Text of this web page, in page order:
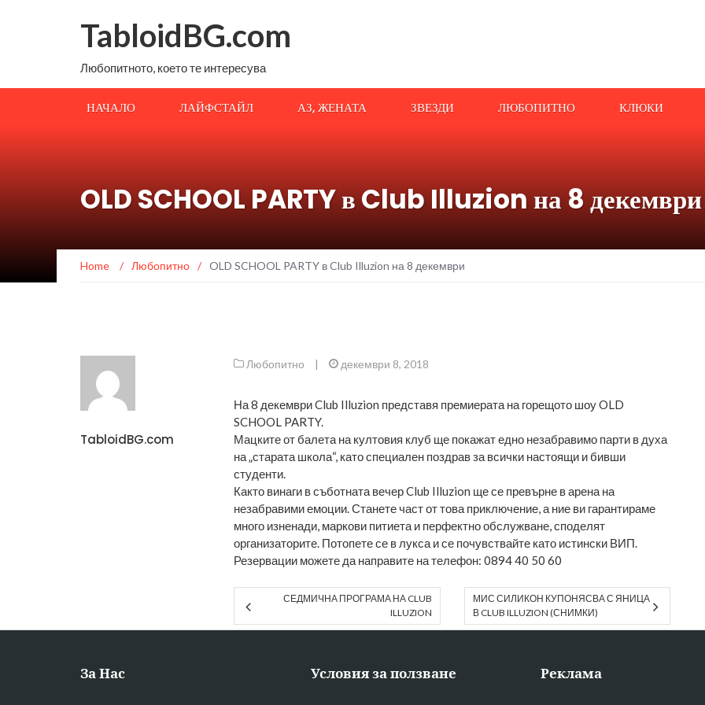
TabloidBG.com
Любопитното, което те интересува
НАЧАЛО ЛАЙФСТАЙЛ АЗ, ЖЕНАТА ЗВЕЗДИ ЛЮБОПИТНО КЛЮКИ
OLD SCHOOL PARTY в Club Illuzion на 8 декември
Home / Любопитно / OLD SCHOOL PARTY в Club Illuzion на 8 декември
TabloidBG.com
Любопитно | декември 8, 2018
На 8 декември Club Illuzion представя премиерата на горещото шоу OLD
SCHOOL PARTY.
Мацките от балета на култовия клуб ще покажат едно незабравимо парти в духа
на „старата школа“, като специален поздрав за всички настоящи и бивши
студенти.
Както винаги в съботната вечер Club Illuzion ще се превърне в арена на
незабравими емоции. Станете част от това приключение, а ние ви гарантираме
много изненади, маркови питиета и перфектно обслужване, споделят
организаторите. Потопете се в лукса и се почувствайте като истински ВИП.
Резервации можете да направите на телефон: 0894 40 50 60
СЕДМИЧНА ПРОГРАМА НА CLUB
ILLUZION
МИС СИЛИКОН КУПОНЯСВА С ЯНИЦА
В CLUB ILLUZION (СНИМКИ)
За Нас Условия за ползване Реклама